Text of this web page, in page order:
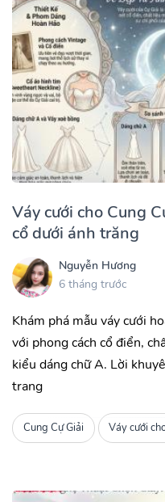
Váy cưới cho Cung
cổ dưới ánh trăng
Nguyễn Hương
6 tháng trước
Khám phá mẫu váy cưới
với phong cách cổ điển,
kiểu dáng chữ A. Lời
trang
Cung Cự Giải Váy cưới